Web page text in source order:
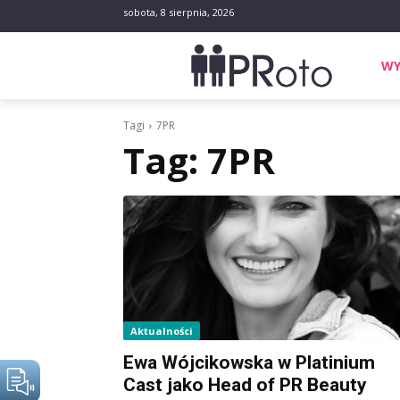
sobota, 8 sierpnia, 2026
Tagi 7PR
Tag: 7PR
Aktualności
Ewa Wójcikowska w Platinium
Cast jako Head of PR Beauty